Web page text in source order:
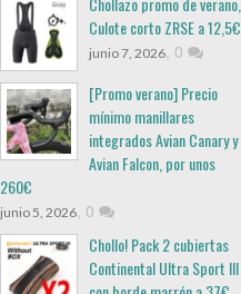
Culote corto ZRSE a 12,5€
junio 7, 2026, 0
[Promo verano] Precio
mínimo manillares
integrados Avian Canary y
Avian Falcon, por unos
260€
junio 5, 2026, 0
Chollo! Pack 2 cubiertas
Continental Ultra Sport III